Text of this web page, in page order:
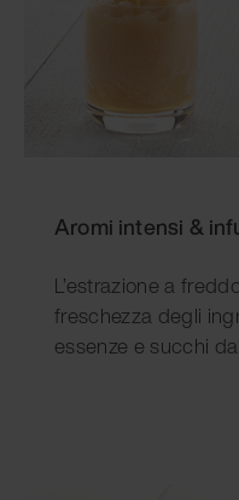
Aromi intensi &
L’estrazione a
freschezza degli
essenze e succhi